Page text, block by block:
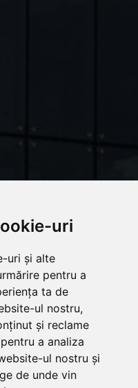
uri
uri și alte
pentru a
ta de
ul nostru,
și reclame
a analiza
ul nostru și
de unde vin